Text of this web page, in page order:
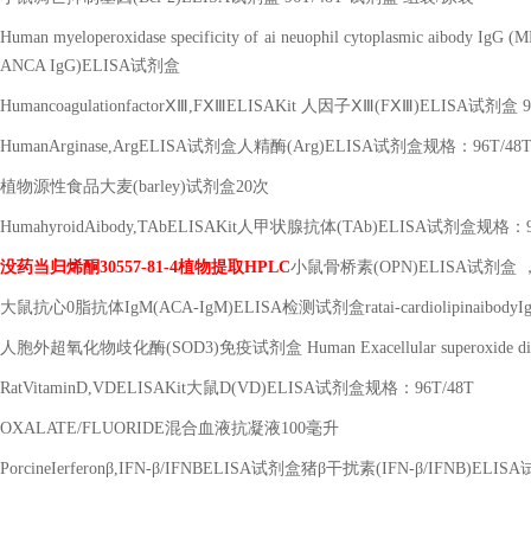
Human myeloperoxidase specificity of ai neuophil cytoplasmic aibody IgG
ANCA IgG)ELISA试剂盒
HumancoagulationfactorⅩⅢ ,FⅩⅢ ELISAKit 人因子ⅩⅢ (FⅩⅢ )ELISA试剂盒
HumanArginase,ArgELISA试剂盒人精酶(Arg)ELISA试剂盒规格： 96T/48T
植物源性食品大麦(barley)试剂盒20次
HumahyroidAibody,TAbELISAKit人甲状腺抗体(TAb)ELISA试剂盒规格：
没药当归烯酮30557-81-4植物提取HPLC小鼠骨桥素(OPN)ELISA试剂盒
大鼠抗心0脂抗体IgM(ACA-IgM)ELISA检测试剂盒ratai-
人胞外超氧化物歧化酶(SOD3)免疫试剂盒 Human Exacellular superoxide
RatVitaminD,VDELISAKit大鼠D(VD)ELISA试剂盒规格： 96T/48T
OXALATE/FLUORIDE混合血液抗凝液100毫升
PorcineIerferonβ,IFN-β/IFNBELISA试剂盒猪β干扰素(IFN-β/IFNB)ELISA